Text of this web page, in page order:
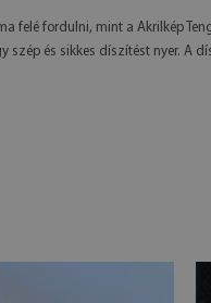
fordulni, mint a Akrilkép
és sikkes díszítést nyer.